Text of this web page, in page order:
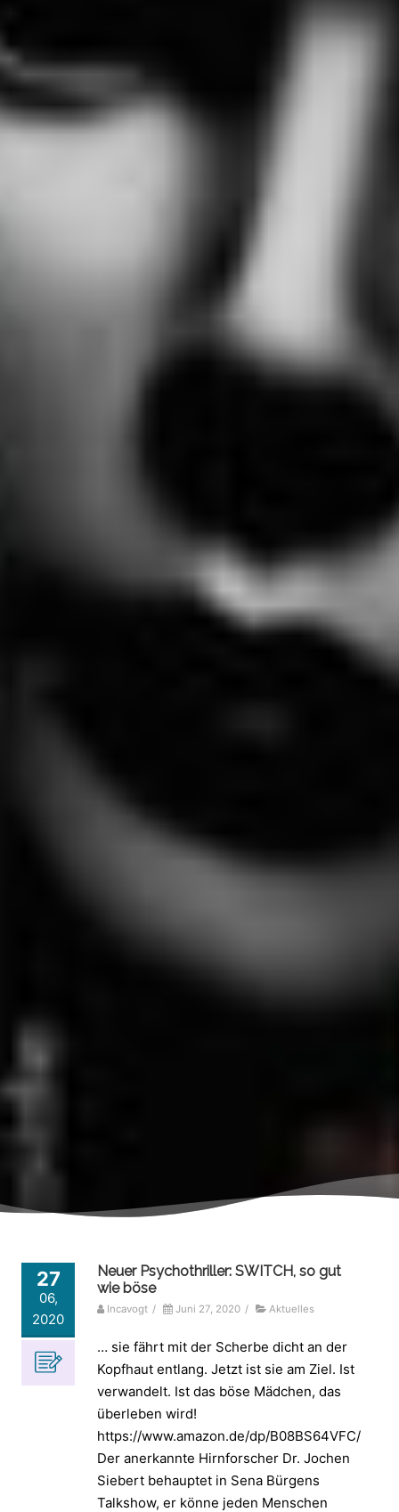
27
06,
2020
Neuer Psychothriller: SWITCH, so gut
wie böse
Incavogt / Juni 27, 2020 / Aktuelles
… sie fährt mit der Scherbe dicht an der
Kopfhaut entlang. Jetzt ist sie am Ziel. Ist
verwandelt. Ist das böse Mädchen, das
überleben wird!
https://www.amazon.de/dp/B08BS64VFC/
Der anerkannte Hirnforscher Dr. Jochen
Siebert behauptet in Sena Bürgens
Talkshow, er könne jeden Menschen